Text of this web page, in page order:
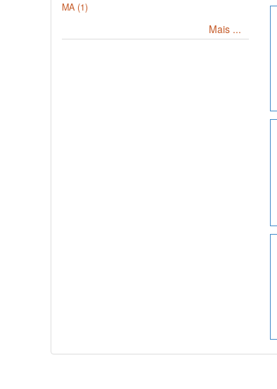
MA (1)
Mais ...